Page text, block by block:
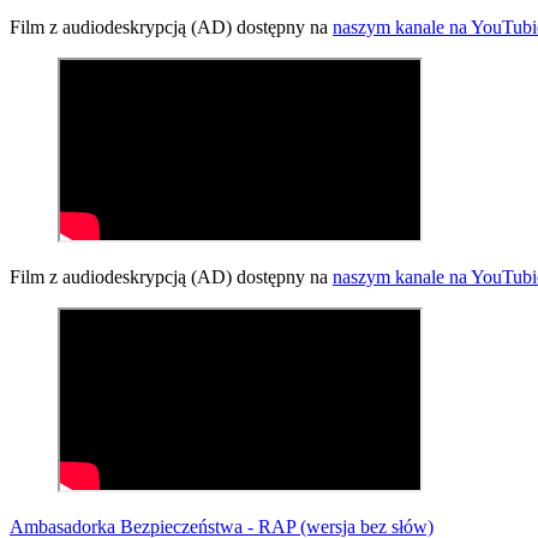
Film z audiodeskrypcją (AD) dostępny na naszym kanale na
Film z audiodeskrypcją (AD) dostępny na naszym kanale na
Ambasadorka Bezpieczeństwa - RAP (wersja bez słów)